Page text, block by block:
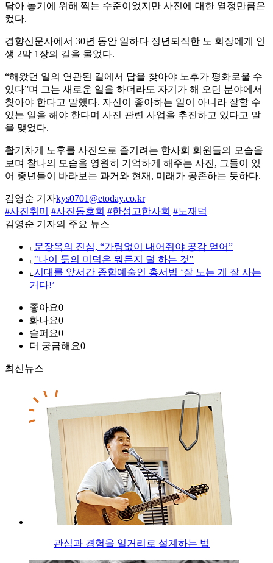
담아 놓기에 위해 찍는 수준이었지만 사진에 대한 열정만큼은
컸다.
경향신문사에서 30년 동안 일하다 정년퇴직한 노 회장에게 인
생 2막 1장의 길을 물었다.
“해왔던 일의 연관된 길에서 답을 찾아야 노후가 평화로울 수
있다”며 그는 새로운 일을 하더라도 자기가 해 오던 분야에서
찾아야 한다고 말했다. 자신이 좋아하는 일이 아니라 잘할 수
있는 일을 해야 한다며 사진 관련 사업을 추진하고 있다고 말
을 맺었다.
활기차게 노후를 사진으로 즐기려는 한사회 회원들의 모습을
보며 찰나의 모습을 영원히 기억하게 해주는 사진, 그들이 있
어 중년들이 바라보는 과거와 현재, 미래가 공존하는 듯하다.
김영순 기자kys0701@etoday.co.kr
#사진취미
#사진동호회 #한성고한사회 #노재덕
김영순 기자의 주요 뉴스
⌞ 문장옥의 진심, “가림없이 내어줘야 공감 얻어”
⌞ "나이 듦의 미덕은 뭐든지 덜 하는 것"
⌞ 시대를 앞서간 종합예술인 홍서범 ‘잘 노는 게 잘 사는
거다!’
좋아요0
화나요0
슬퍼요0
더 궁금해요0
최신뉴스
관심과 경험을 일거리로 설계하는 법